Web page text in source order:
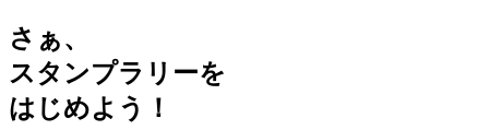
さぁ、
スタンプラリーを
はじめよう！